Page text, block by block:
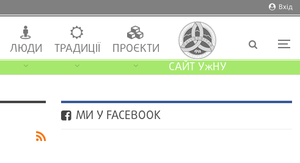
Вхід
ЛЮДИ ТРАДИЦІЇ
ПРОЄКТИ
САЙТ УжНУ
МИ У FACEBOOK